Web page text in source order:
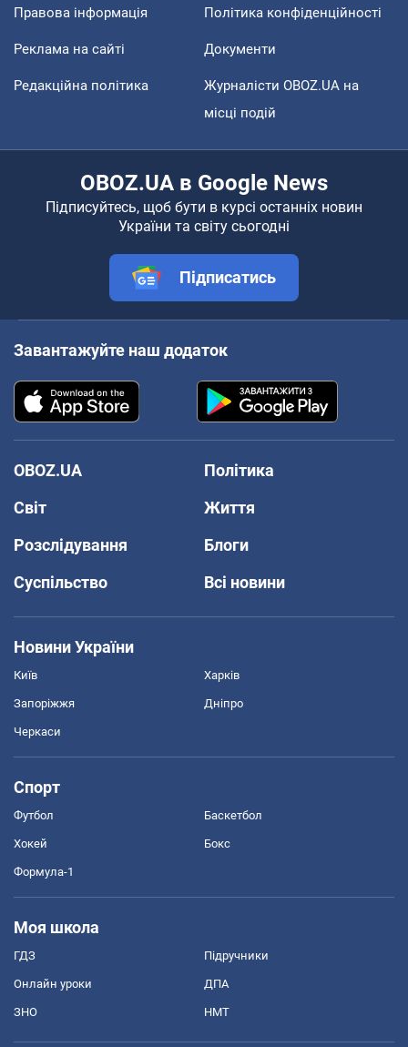
Правова інформація Політика конфіденційності
Реклама на сайті Документи
Редакційна політика
Журналісти OBOZ.UA на
місці подій
OBOZ.UA в Google News
Підписуйтесь, щоб бути в курсі останніх новин
України та світу сьогодні
Підписатись
Завантажуйте наш додаток
OBOZ.UA
Політика
Світ
Життя
Розслідування
Блоги
Суспільство
Всі новини
Новини України
Київ Харків
Запоріжжя Дніпро
Черкаси
Спорт
Футбол Баскетбол
Хокей Бокс
Формула-1
Моя школа
ГДЗ Підручники
Онлайн уроки ДПА
ЗНО НМТ